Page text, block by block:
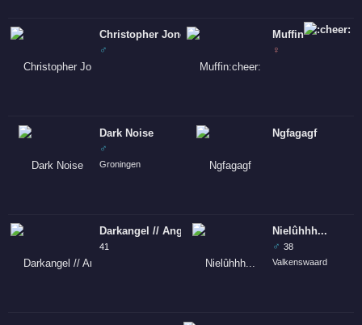
Christopher Jones ™
♂
Dark Noise
♂
Groningen
Darkangel // Angelic
41
Muffin
♀
Ngfagagf
Nielûhhh...
♂ 38
Valkenswaard